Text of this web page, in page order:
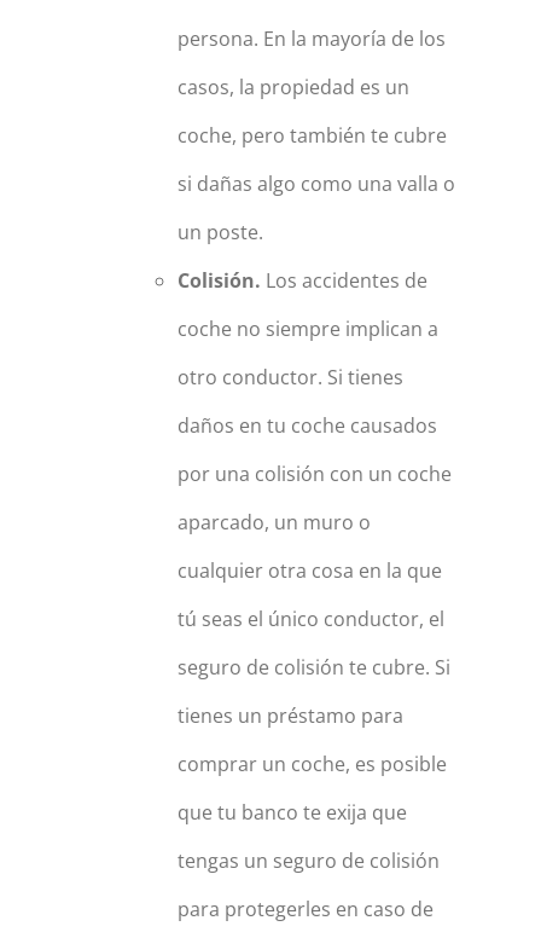
persona. En la mayoría de los
casos, la propiedad es un
coche, pero también te cubre
si dañas algo como una valla o
un poste.
Colisión. Los accidentes de
coche no siempre implican a
otro conductor. Si tienes
daños en tu coche causados
por una colisión con un coche
aparcado, un muro o
cualquier otra cosa en la que
tú seas el único conductor, el
seguro de colisión te cubre. Si
tienes un préstamo para
comprar un coche, es posible
que tu banco te exija que
tengas un seguro de colisión
para protegerles en caso de